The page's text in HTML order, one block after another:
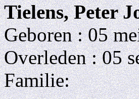
Tielens, Peter
Geboren : 05
Overleden : 05
Familie: